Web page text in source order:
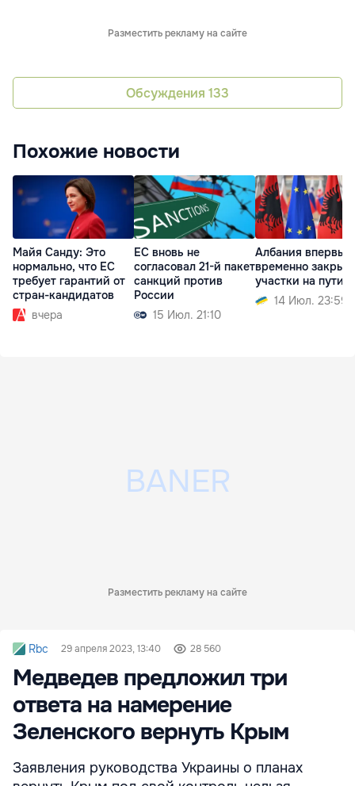
Разместить рекламу на сайте
Обсуждения 133
Похожие новости
Майя Санду: Это
нормально, что ЕС
требует гарантий от
стран-кандидатов
вчера
ЕС вновь не
согласовал 21-й пакет
санкций против
России
15 Июл. 21:10
Албания впервые
временно
участки на пути
14 Июл. 23:59
Разместить рекламу на сайте
Rbc 29 апреля 2023, 13:40 28 560
Медведев предложил три
ответа на намерение
Зеленского вернуть Крым
Заявления руководства Украины о планах